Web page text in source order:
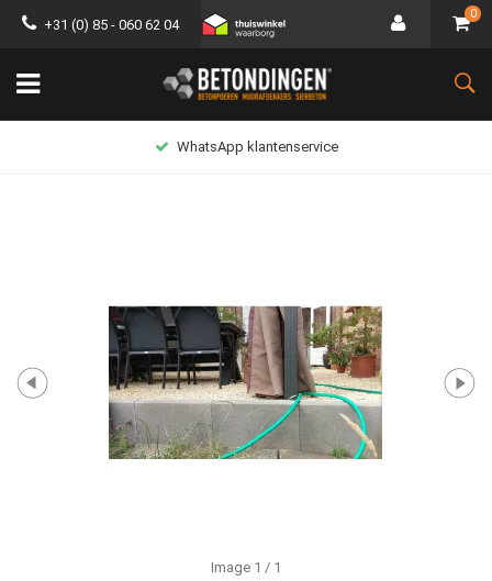
+31 (0) 85 - 060 62 04
0
WhatsApp klantenservice
Image 1 / 1